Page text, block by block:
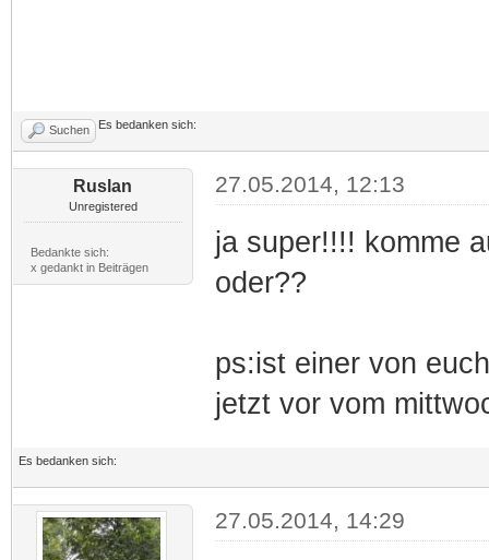
Suchen Es bedanken sich:
Ruslan
Unregistered
Bedankte sich:
x gedankt in Beiträgen
27.05.2014, 12:13
ja super!!!! komme
oder??
ps:ist einer von
jetzt vor vom
Es bedanken sich:
27.05.2014, 14:29